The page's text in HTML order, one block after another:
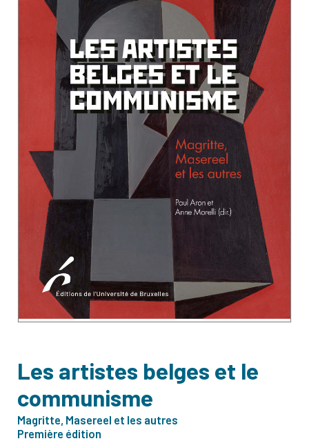
Les artistes belges et le
communisme
Magritte, Masereel et les autres
Première édition